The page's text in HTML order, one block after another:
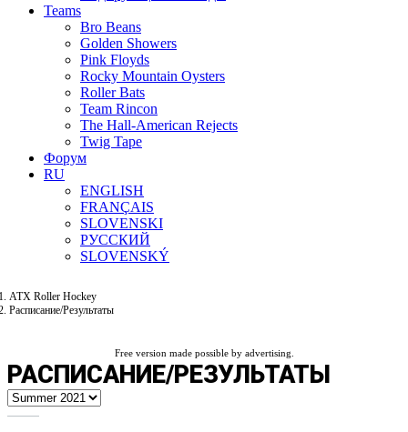
Teams
Bro Beans
Golden Showers
Pink Floyds
Rocky Mountain Oysters
Roller Bats
Team Rincon
The Hall-American Rejects
Twig Tape
Форум
RU
ENGLISH
FRANÇAIS
SLOVENSKI
РУССКИЙ
SLOVENSKÝ
ATX Roller Hockey
Расписание/Результаты
Free version made possible by advertising.
РАСПИСАНИЕ/РЕЗУЛЬТАТЫ